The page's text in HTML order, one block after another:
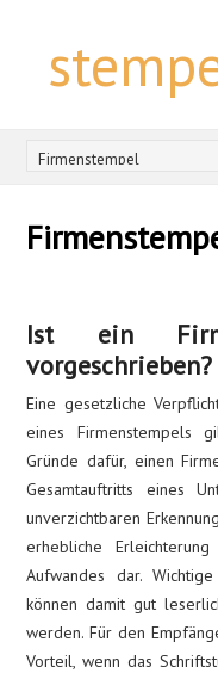
Ist ein
vorgeschrieben?
Eine gesetzliche
eines Firmenstempels
Gründe dafür, einen
Gesamtauftritts eines
unverzichtbaren
erhebliche
Aufwandes dar.
können damit gut
werden. Für den
Vorteil, wenn das